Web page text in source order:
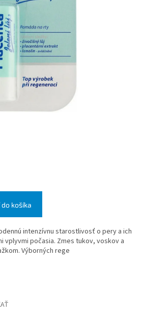
košíka
intenzívnu starostlivosť o pery a ich
vplyvmi počasia. Zmes tukov, voskov a
Výborných rege